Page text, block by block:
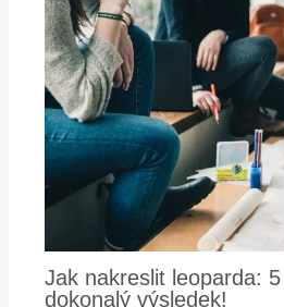
Jak nakreslit leoparda:
dokonalý výsledek!